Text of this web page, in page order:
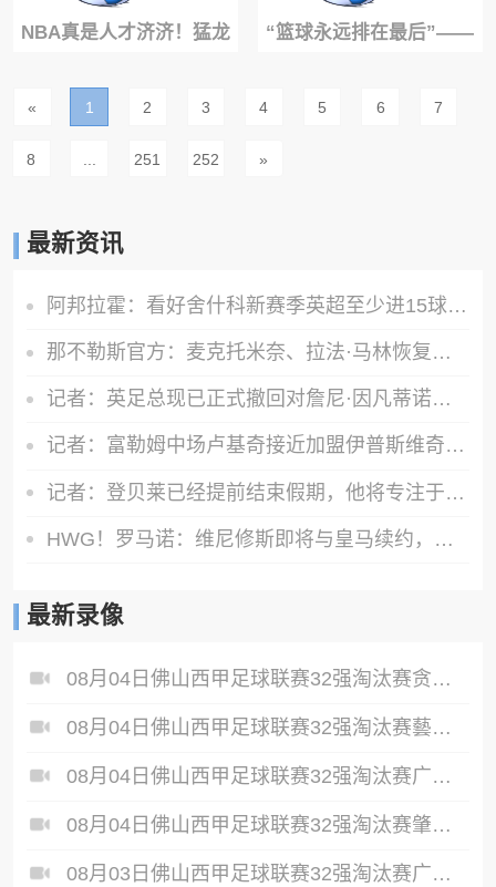
NBA真是人才济济！猛龙
高中时也是乱杀
“篮球永远排在最后”——
让队员摆正心态
« 1 2 3 4 5 6 7
8 251 252 »
最新资讯
阿邦拉霍：看好舍什科新赛季英超至少进15球，期待他越踢越好
那不勒斯官方：麦克托米奈、拉法·马林恢复合练
记者：英足总现已正式撤回对詹尼·因凡蒂诺的支持
记者：富勒姆中场卢基奇接近加盟伊普斯维奇，预计周五接受体检
记者：登贝莱已经提前结束假期，他将专注于训练恢复和欧洲超级杯
HWG！罗马诺：维尼修斯即将与皇马续约，签下为期6年的全新合同
最新录像
08月04日佛山西甲足球联赛32强淘汰赛贪玩游戏VS美的薪火全场录像
08月04日佛山西甲足球联赛32强淘汰赛藝品高國際VS湛江狂狼·粵辉能源全场录像
08月04日佛山西甲足球联赛32强淘汰赛广东西南建设VS香港圣徒全场录像
08月04日佛山西甲足球联赛32强淘汰赛肇庆恒骏成VS三七互娱全场录像
08月03日佛山西甲足球联赛32强淘汰赛广东客家青年VS广州英华思力U17全场录像